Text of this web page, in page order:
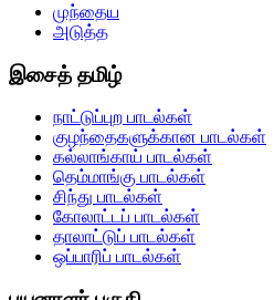
முந்தைய
அடுத்த
இசைத் தமிழ்
நாட்டுப்புற பாடல்கள்
குழந்தைகளுக்கான பாடல்கள்
கல்லாங்காய் பாடல்கள்
தெம்மாங்கு பாடல்கள்
சிந்து பாடல்கள்
கோலாட்டப் பாடல்கள்
தாலாட்டுப் பாடல்கள்
ஒப்பாரிப் பாடல்கள்